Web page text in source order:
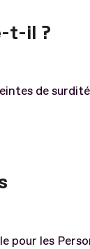
t-il ?
de
pour les